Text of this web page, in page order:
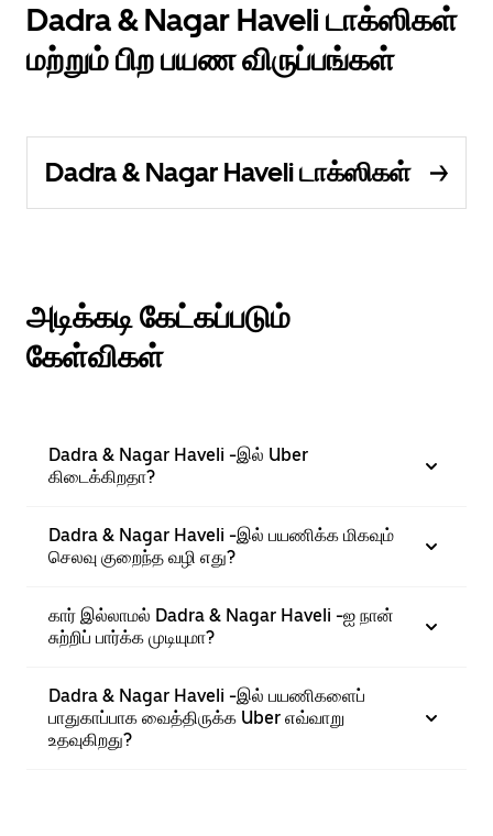
Dadra & Nagar Haveli டாக்ஸிகள்
மற்றும் பிற பயண விருப்பங்கள்
Dadra & Nagar Haveli டாக்ஸிகள்
அடிக்கடி கேட்கப்படும்
கேள்விகள்
Dadra & Nagar Haveli -இல் Uber
கிடைக்கிறதா?
Dadra & Nagar Haveli -இல் பயணிக்க மிகவும்
செலவு குறைந்த வழி எது?
கார் இல்லாமல் Dadra & Nagar Haveli -ஐ நான்
சுற்றிப் பார்க்க முடியுமா?
Dadra & Nagar Haveli -இல் பயணிகளைப்
பாதுகாப்பாக வைத்திருக்க Uber எவ்வாறு
உதவுகிறது?